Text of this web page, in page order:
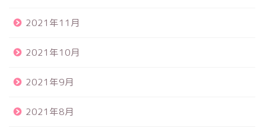
2021年11月
2021年10月
2021年9月
2021年8月